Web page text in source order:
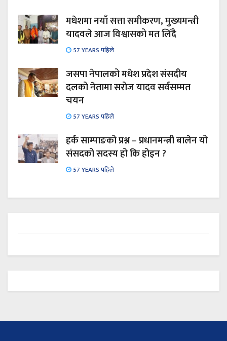
मधेशमा नयाँ सत्ता समीकरण, मुख्यमन्त्री
यादवले आज विश्वासको मत लिँदै
57 YEARS पहिले
जसपा नेपालको मधेश प्रदेश संसदीय
दलको नेतामा सरोज यादव सर्वसम्मत
चयन
57 YEARS पहिले
हर्क साम्पाङको प्रश्न – प्रधानमन्त्री बालेन यो
संसदको सदस्य हो कि होइन ?
57 YEARS पहिले